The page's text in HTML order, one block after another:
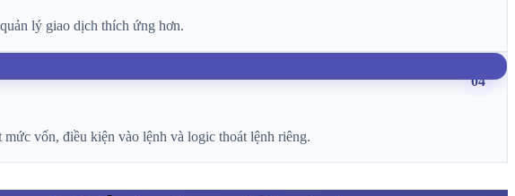
lý giao dịch thích ứng hơn.
04
vốn, điều kiện vào lệnh và logic thoát lệnh riêng.